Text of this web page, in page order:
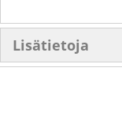
Lisätietoja